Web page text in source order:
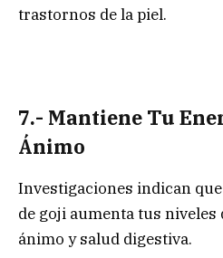
trastornos de la piel.
7.- Mantiene Tu
Ánimo
Investigaciones indican
de goji aumenta tus niveles
ánimo y salud digestiva.